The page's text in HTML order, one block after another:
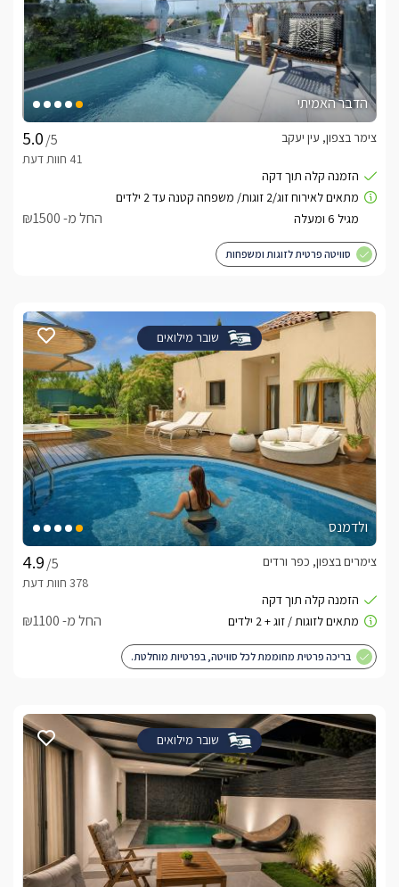
הדבר האמיתי
/5
צימר בצפון, עין יעקב
החל מ- ₪1500
סוויטה פרטית לזוגות ומשפחות
שובר מילואים
ולדמנס
/5
צימרים בצפון, כפר ורדים
החל מ- ₪1100
בריכה פרטית מחוממת לכל סוויטה, בפרטיות מוחלטת.
שובר מילואים